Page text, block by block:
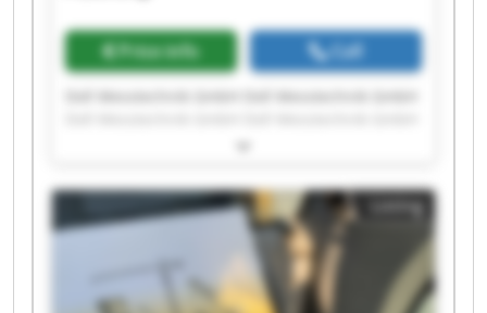
Price info Call
Doll Messtechnik GmbH Doll Messtechnik GmbH
Doll Messtechnik GmbH Doll Messtechnik GmbH
Doll Messtechnik GmbH Doll Messtechnik GmbH
Doll Messtechnik GmbH Doll Messtechnik GmbH
Doll Messtechnik GmbH Doll Messtechnik GmbH
Doll Messtechnik GmbH Doll Messtechnik GmbH
Doll Messtechnik GmbH Doll Messtechnik GmbH
Doll Messtechnik GmbH Doll Messtechnik GmbH
Listing